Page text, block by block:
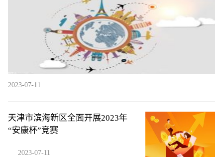
2023-07-11
天津市滨海新区全面开展2023年
“安康杯”竞赛
2023-07-11